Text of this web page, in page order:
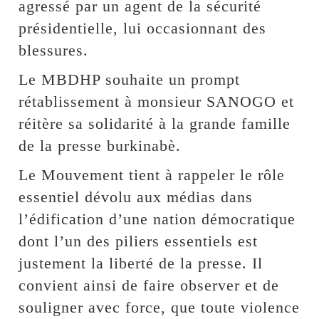
agressé par un agent de la sécurité
présidentielle, lui occasionnant des
blessures.
Le MBDHP souhaite un prompt
rétablissement à monsieur SANOGO et
réitère sa solidarité à la grande famille
de la presse burkinabè.
Le Mouvement tient à rappeler le rôle
essentiel dévolu aux médias dans
l’édification d’une nation démocratique
dont l’un des piliers essentiels est
justement la liberté de la presse. Il
convient ainsi de faire observer et de
souligner avec force, que toute violence